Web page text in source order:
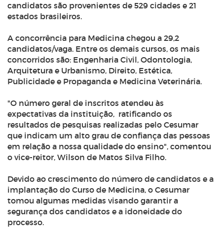
candidatos são provenientes de 529 cidades e 21
estados brasileiros.
A concorrência para Medicina chegou a 29,2
candidatos/vaga. Entre os demais cursos, os mais
concorridos são: Engenharia Civil, Odontologia,
Arquitetura e Urbanismo, Direito, Estética,
Publicidade e Propaganda e Medicina Veterinária.
"O número geral de inscritos atendeu às
expectativas da instituição, ratificando os
resultados de pesquisas realizadas pelo Cesumar
que indicam um alto grau de confiança das pessoas
em relação a nossa qualidade do ensino", comentou
o vice-reitor, Wilson de Matos Silva Filho.
Devido ao crescimento do número de candidatos e a
implantação do Curso de Medicina, o Cesumar
tomou algumas medidas visando garantir a
segurança dos candidatos e a idoneidade do
processo.